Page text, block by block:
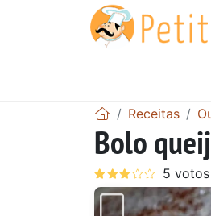
Receitas
Bolo